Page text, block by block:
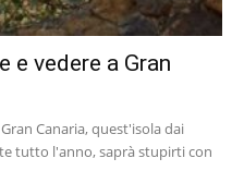
e vedere a Gran
Canaria, quest'isola dai
tutto l'anno, saprà stupirti con